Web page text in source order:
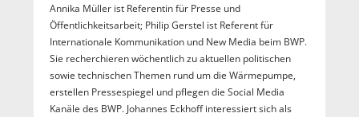
Annika Müller ist Referentin für Presse und
Öffentlichkeitsarbeit; Philip Gerstel ist Referent für
Internationale Kommunikation und New Media beim BWP.
Sie recherchieren wöchentlich zu aktuellen politischen
sowie technischen Themen rund um die Wärmepumpe,
erstellen Pressespiegel und pflegen die Social Media
Kanäle des BWP. Johannes Eckhoff interessiert sich als